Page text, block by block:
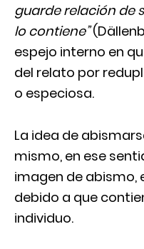
guarde relación de
lo contiene”
espejo interno en
del relato por
o especiosa.
La idea de
mismo, en ese
imagen de abismo,
debido a que
individuo.